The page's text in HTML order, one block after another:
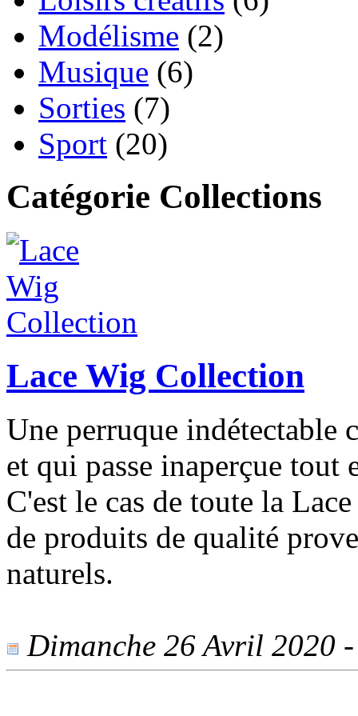
Modélisme (2)
Musique (6)
Sorties (7)
Sport (20)
Catégorie Collections
Lace Wig Collection
Une perruque indétectable
et qui passe inaperçue tout
C'est le cas de toute la
de produits de qualité
naturels.
Dimanche 26 Avril 2020